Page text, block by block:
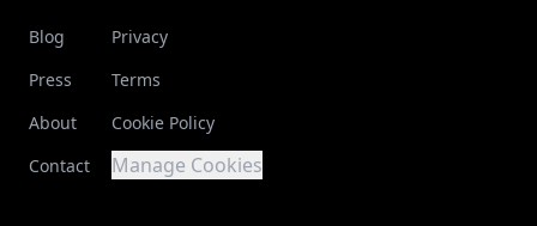
Blog
Press
About
Contact
Privacy
Terms
Cookie Policy
Manage Cookies